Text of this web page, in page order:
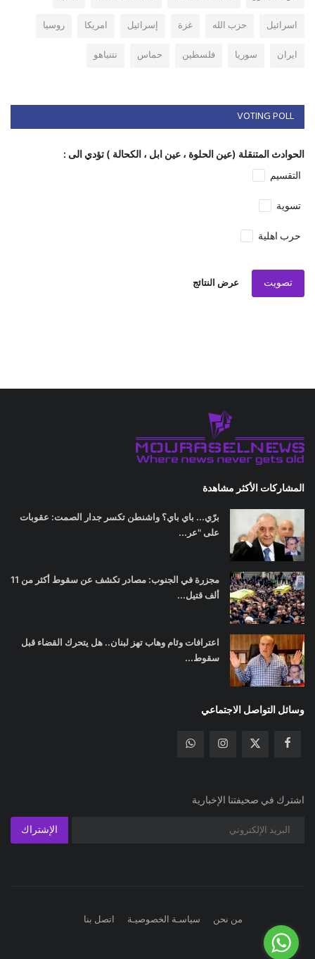
اسرائيل
حزب الله غزة إسرائيل امريكا
روسيا
ايران
سوريا فلسطين حماس نتنياهو
VOTING POLL
الحوادث المتنقلة (عين الحلوة ، عين ابل ، الكحالة ) تؤدي الى :
التقسيم
تسوية
حرب اهلية
تصويت عرض النتائج
المشاركات الأكثر مشاهدة
برّي... باي باي؟ واشنطن تكسر جدار الصمت: عقوبات
على "عر...
مجزرة في الجنوب: مصادر تكشف عن سقوط أكثر من 11
ألف قتيل...
اعترافات وئام وهاب تهز لبنان.. هل يتحرك القضاء قبل
سقوط...
وسائل التواصل الاجتماعي
اشترك في صحيفتنا الإخبارية
الإشتراك
من نحن سياسـة الخصوصيـة اتصل بنا